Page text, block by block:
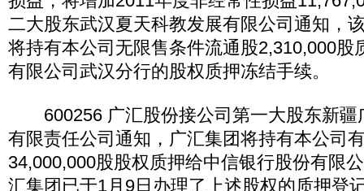
二大股东武汉夏天科教发展有限公司通知，
将持有本公司无限售条件流通股2,310,000股
有限公司武汉分行的股权质押冻结手续。
600256 广汇股份接公司第一大股东新疆
有限责任公司通知，广汇集团将持有本公司
34,000,000股股权质押给中信银行股份有限
汇集团已于1月9日办理了上述股权的质押登